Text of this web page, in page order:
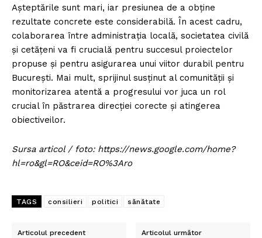
Așteptările sunt mari, iar presiunea de a obține
rezultate concrete este considerabilă. În acest cadru,
colaborarea între administrația locală, societatea civilă
și cetățeni va fi crucială pentru succesul proiectelor
propuse și pentru asigurarea unui viitor durabil pentru
București. Mai mult, sprijinul susținut al comunității și
monitorizarea atentă a progresului vor juca un rol
crucial în păstrarea direcției corecte și atingerea
obiectiveilor.
Sursa articol / foto: https://news.google.com/home?
hl=ro&gl=RO&ceid=RO%3Aro
TAGS consilieri politici sănătate
Articolul precedent Articolul următor